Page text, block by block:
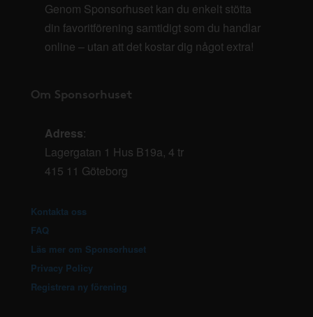
Genom Sponsorhuset kan du enkelt stötta
din favoritförening samtidigt som du handlar
online – utan att det kostar dig något extra!
Om Sponsorhuset
Adress:
Lagergatan 1 Hus B19a, 4 tr
415 11 Göteborg
Kontakta oss
FAQ
Läs mer om Sponsorhuset
Privacy Policy
Registrera ny förening